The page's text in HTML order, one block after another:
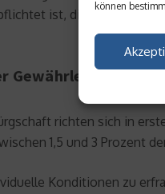
können
ist, die Bürgschaft
richten sich in
1,5 und 3 Prozent
Konditionen zu